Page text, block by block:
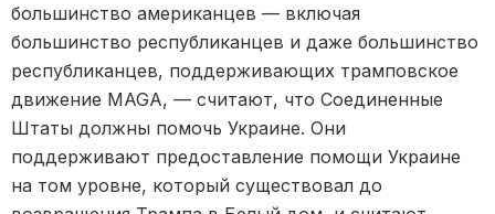
большинство американцев — включая
большинство республиканцев и даже большинство
республиканцев, поддерживающих трамповское
движение MAGA, — считают, что Соединенные
Штаты должны помочь Украине. Они
поддерживают предоставление помощи Украине
на том уровне, который существовал до